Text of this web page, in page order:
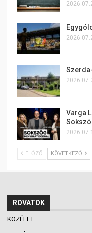
Varga
ELŐZŐ KÖVETKEZŐ
ROVATOK
KÖZÉLET